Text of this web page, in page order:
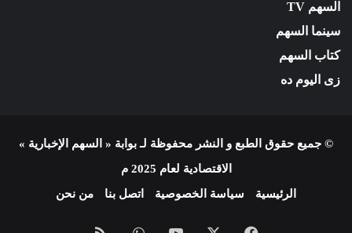
السهم TV
سينما السهم
كتاب السهم
زى اليوم ده
© جميع حقوق الطبع و النشر محفوظة لـ بوابة « السهم الإخبارية »
الاقتصادية لعام 2025 م
الرئيسية
سياسة الخصوصية اتصل بنا من نحن